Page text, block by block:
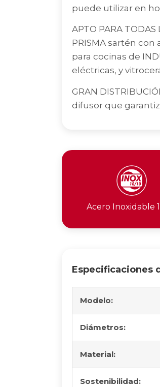
puede utilizar en
APTO PARA
PRISMA sartén
para cocinas de
eléctricas, y
GRAN
difusor que
Acero Inoxidable
Especificaciones
Modelo:
Diámetros:
Material:
Sostenibilidad: